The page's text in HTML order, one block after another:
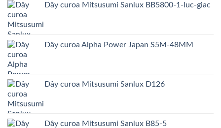
Dây curoa Mitsusumi Sanlux BB5800-1-luc-giac
Dây curoa Alpha Power Japan S5M-48MM
Dây curoa Mitsusumi Sanlux D126
Dây curoa Mitsusumi Sanlux B85-5